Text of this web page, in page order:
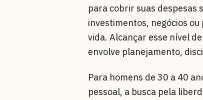
para cobrir suas despesas
investimentos, negócios
vida. Alcançar esse nível
envolve planejamento,
Para homens de 30 a 40
pessoal, a busca pela